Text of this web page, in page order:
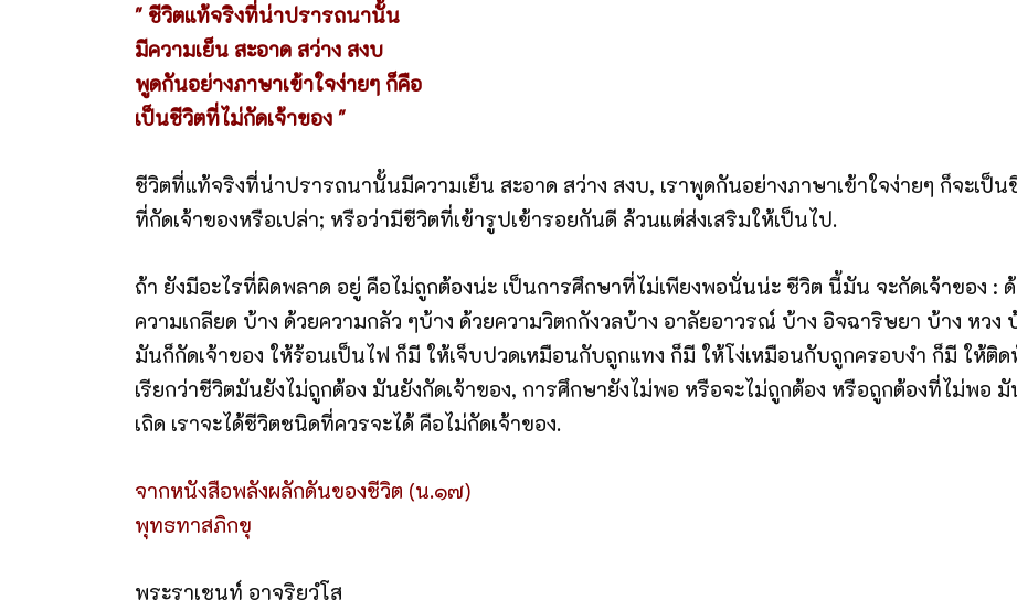
" ชีวิตแท้จริงที่น่าปรารถนานั้น
มีความเย็น สะอาด สว่าง สงบ
พูดกันอย่างภาษาเข้าใจง่ายๆ ก็คือ
เป็นชีวิตที่ไม่กัดเจ้าของ "
ชีวิตที่แท้จริงที่น่าปรารถนานั้นมีความเย็น สะอาด สว่าง สงบ, เราพูดกันอย่างภาษาเข้าใจง่ายๆ ก็จะเป็
ที่กัดเจ้าของหรือเปล่า; หรือว่ามีชีวิตที่เข้ารูปเข้ารอยกันดี ล้วนแต่ส่งเสริมให้เป็นไป.
ถ้า ยังมีอะไรที่ผิดพลาด อยู่ คือไม่ถูกต้องน่ะ เป็นการศึกษาที่ไม่เพียงพอนั่นน่ะ ชีวิต นี้มัน จะกัดเจ้าของ :
ความเกลียด บ้าง ด้วยความกลัว ๆบ้าง ด้วยความวิตกกังวลบ้าง อาลัยอาวรณ์ บ้าง อิจฉาริษยา บ้าง หว
มันก็กัดเจ้าของ ให้ร้อนเป็นไฟ ก็มี ให้เจ็บปวดเหมือนกับถูกแทง ก็มี ให้โง่เหมือนกับถูกครอบงำ ก็มี ให้ติ
เรียกว่าชีวิตมันยังไม่ถูกต้อง มันยังกัดเจ้าของ, การศึกษายังไม่พอ หรือจะไม่ถูกต้อง หรือถูกต้องที่ไม่พอ
เถิด เราจะได้ชีวิตชนิดที่ควรจะได้ คือไม่กัดเจ้าของ.
จากหนังสือพลังผลักดันของชีวิต (น.๑๗)
พุทธทาสภิกขุ
พระราเชนท์ อาจริยวํโส